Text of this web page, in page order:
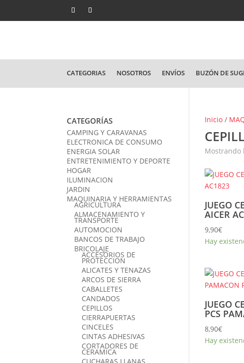
CATEGORIAS NOSOTROS ENVÍOS BUZÓN DE
Inicio /
Mostrando
JUEGO
AICER
9,90€
Hay
JUEGO
PCS
8,90€
Hay
CATEGORÍAS
CAMPING Y CARAVANAS
ELECTRONICA DE CONSUMO
ENERGIA SOLAR
ENTRETENIMIENTO Y DEPORTE
HOGAR
ILUMINACION
JARDIN
MAQUINARIA Y HERRAMIENTAS
AGRICULTURA
ALMACENAMIENTO Y
TRANSPORTE
AUTOMOCION
BANCOS DE TRABAJO
BRICOLAJE
ACCESORIOS DE
PROTECCION
ALICATES Y TENAZAS
ARCOS DE SIERRA
CABALLETES
CANDADOS
CEPILLOS
CIERRAPUERTAS
CINCELES
CINTAS ADHESIVAS
CORTADORES DE
CERAMICA